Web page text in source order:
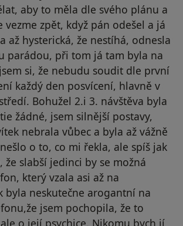
aby to měla dle svého plánu a
vezme zpět, když pán odešel a já
až hysterická, že nestíhá, odnesla
parádou, při tom já tam byla na
si, že nebudu soudit dle první
každý den posvícení, hlavně v
Bohužel 2.i 3. návštěva byla
žádné, jsem silnější postavy,
nebrala vůbec a byla až vážně
o to, co mi řekla, ale spíš jak
že slabší jedinci by se možná
který vzala asi až na
byla neskutečne arogantní na
jsem pochopila, že to